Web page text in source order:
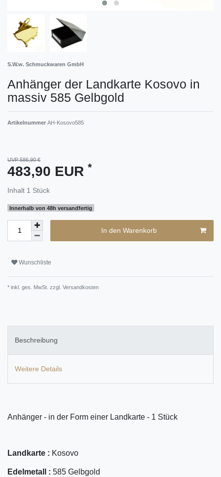
S.W.w. Schmuckwaren GmbH
Anhänger der Landkarte Kosovo in
massiv 585 Gelbgold
Artikelnummer AH-Kosovo585
UVP 586,90 €
483,90 EUR *
Inhalt 1 Stück
Innerhalb von 48h versandfertig
In den Warenkorb
Wunschliste
* inkl. ges. MwSt. zzgl. Versandkosten
Beschreibung
Weitere Details
Anhänger - in der Form einer Landkarte - 1 Stück
Landkarte : Kosovo
Edelmetall : 585 Gelbgold